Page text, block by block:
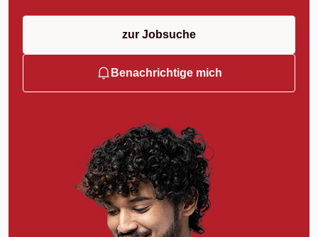
zur Jobsuche
Benachrichtige mich